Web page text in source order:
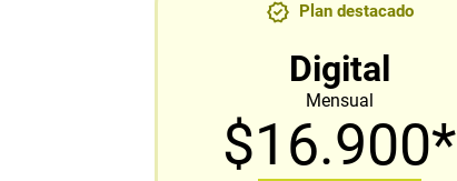
Plan destacado
Digital
Mensual
$16.900*